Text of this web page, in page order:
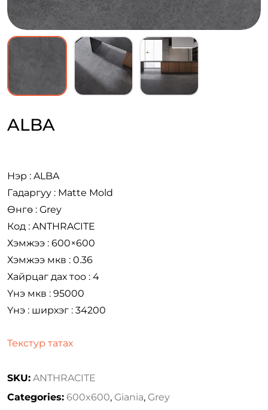
ALBA
Нэр : ALBA
Гадаргуу : Matte Mold
Өнгө : Grey
Код : ANTHRACITE
Хэмжээ : 600×600
Хэмжээ мкв : 0.36
Хайрцаг дах тоо : 4
Үнэ мкв : 95000
Үнэ : ширхэг : 34200
Текстур татах
SKU: ANTHRACITE
Categories: 600x600, Giania, Grey